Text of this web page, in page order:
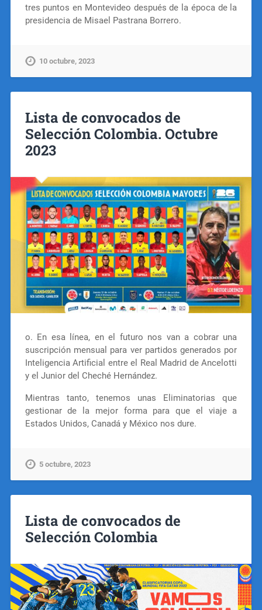
tres puntos en Montevideo después de la época de la
presidencia de Misael Pastrana Borrero.
10 octubre, 2023
Lista de convocados de
Selección Colombia. Octubre
2023
o. En esa línea, en el futuro nos van a cobrar una
suscripción mensual para ver partidos generados por
Inteligencia Artificial entre el Real Madrid de Ancelotti
y el Junior del Cheché Hernández.
Mientras tanto, tenemos unas Eliminatorias que
gestionar de la mejor forma para que el viaje a
Estados Unidos, Canadá y México nos dure.
5 octubre, 2023
Lista de convocados de
Selección Colombia